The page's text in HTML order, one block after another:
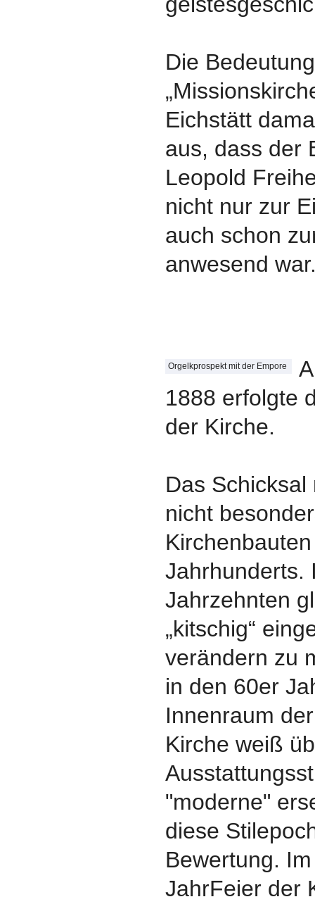
Die
Eichstätt
aus, dass der
Leopold
nicht nur zur
auch schon
anwesend
Orgelkprospekt mit der Empore
1888 erfolgte
der Kirche.
Das
nicht
Jahrhunderts.
Jahrzehnten
„kitschig“
verändern zu
in den 60er
Innenraum
Kirche weiß
"moderne"
diese
Bewertung.
JahrFeier der